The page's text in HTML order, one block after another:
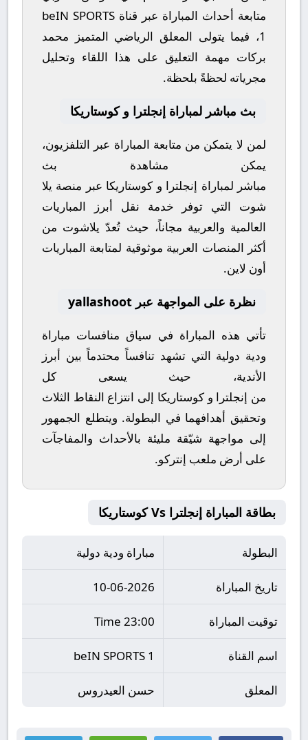
متابعة أحداث المباراة عبر قناة beIN SPORTS
1، فيما يتولى المعلق الرياضي المتميز محمد
بركات مهمة التعليق على هذا اللقاء وتحليل
مجرياته لحظةً بلحظة.
بث مباشر لمباراة إنجلترا و كوستاريكا
لمن لا يتمكن من متابعة المباراة عبر التلفزيون،
يمكن مشاهدة بث
مباشر لمباراة إنجلترا و كوستاريكا عبر منصة يلا
شوت التي توفر خدمة نقل أبرز المباريات
العالمية والعربية مجاناً، حيث تُعدّ يلاشوت من
أكثر المنصات العربية موثوقية لمتابعة المباريات
أون لاين.
نظرة على المواجهة عبر yallashoot
تأتي هذه المباراة في سياق منافسات مباراة
ودية دولية التي تشهد تنافساً محتدماً بين أبرز
الأندية، حيث يسعى كل
من إنجلترا وكوستاريكا إلى انتزاع النقاط الثلاث
وتحقيق أهدافهما في البطولة. ويتطلع الجمهور
إلى مواجهة شيّقة مليئة بالأحداث والمفاجآت
على أرض ملعب إنتركو.
بطاقة المباراة إنجلترا Vs كوستاريكا
البطولة مباراة ودية دولية
تاريخ المباراة 10-06-2026
توقيت المباراة 23:00 Time
اسم القناة beIN SPORTS 1
المعلق حسن العيدروس